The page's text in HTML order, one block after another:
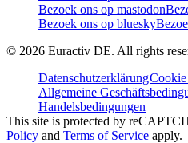
Bezoek ons op mastodon
Bezoek ons op bluesky
© 2026 Euractiv DE. All rights
Datenschutzerklärung
Allgemeine
Handelsbedingungen
This site is protected by
Policy and Terms of Service apply.